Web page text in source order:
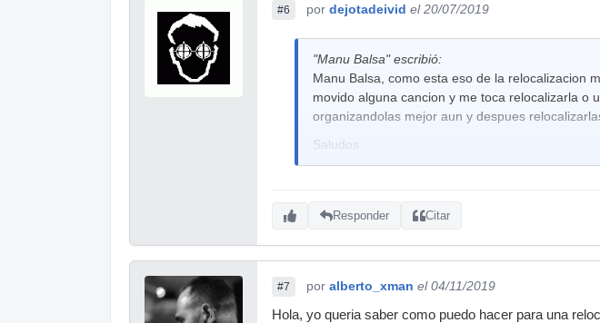
#6 por dejotadeivid el 20/07/2019
"Manu Balsa" escribió:
Manu Balsa, como esta eso de la relocalizacion
movido alguna cancion y me toca relocalizarla o
organizandolas mejor aun y despues
Saludos
Responder Citar
#7 por alberto_xman el 04/11/2019
Hola, yo queria saber como puedo hacer para una